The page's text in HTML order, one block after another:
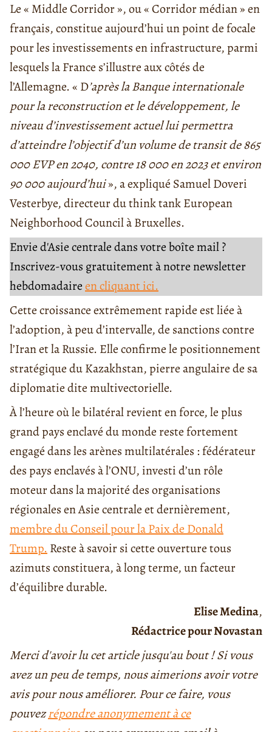
Le « Middle Corridor », ou « Corridor médian » en
français, constitue aujourd’hui un point de focale
pour les investissements en infrastructure, parmi
lesquels la France s’illustre aux côtés de
l’Allemagne. « D’après la Banque internationale
pour la reconstruction et le développement, le
niveau d’investissement actuel lui permettra
d’atteindre l’objectif d’un volume de transit de 865
000 EVP en 2040, contre 18 000 en 2023 et environ
90 000 aujourd’hui», a expliqué Samuel Doveri
Vesterbye, directeur du think tank European
Neighborhood Council à Bruxelles.
Envie d'Asie centrale dans votre boîte mail ?
Inscrivez-vous gratuitement à notre newsletter
hebdomadaireen cliquant ici.
Cette croissance extrêmement rapide est liée à
l’adoption, à peu d’intervalle, de sanctions contre
l’Iran et la Russie. Elle confirme le positionnement
stratégique du Kazakhstan, pierre angulaire de sa
diplomatie dite multivectorielle.
À l’heure où le bilatéral revient en force, le plus
grand pays enclavé du monde reste fortement
engagé dans les arènes multilatérales : fédérateur
des pays enclavés à l’ONU, investi d’un rôle
moteur dans la majorité des organisations
régionales en Asie centrale et dernièrement,
membre du Conseil pour la Paix de Donald
Trump. Reste à savoir si cette ouverture tous
azimuts constituera, à long terme, un facteur
d’équilibre durable.
Elise Medina,
Rédactrice pour Novastan
Merci d'avoir lu cet article jusqu'au bout ! Si vous
avez un peu de temps, nous aimerions avoir votre
avis pour nous améliorer. Pour ce faire, vous
pouvezrépondre anonymement à ce